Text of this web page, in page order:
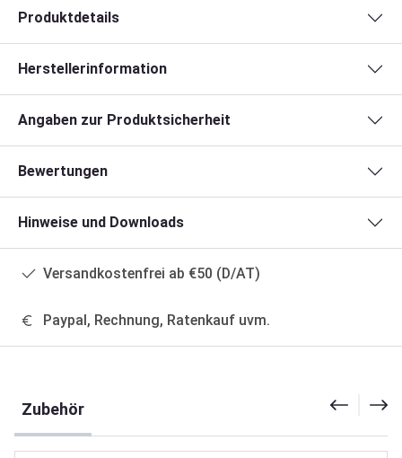
Produktdetails
Herstellerinformation
Angaben zur Produktsicherheit
Bewertungen
Hinweise und Downloads
Versandkostenfrei ab €50 (D/AT)
Paypal, Rechnung, Ratenkauf uvm.
Zubehör